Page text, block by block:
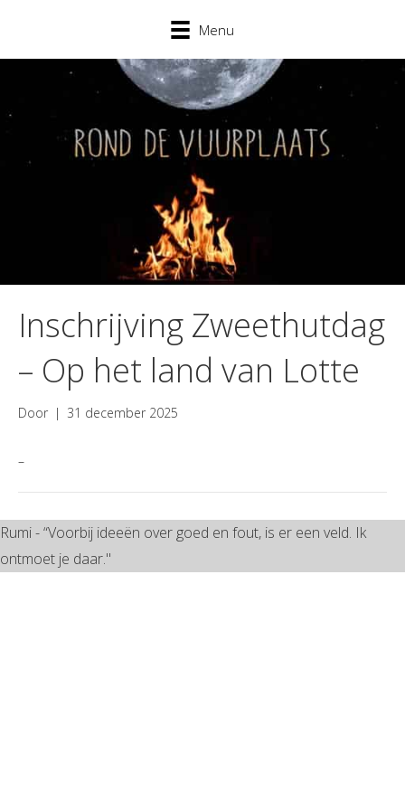
Menu
Inschrijving Zweethutdag
– Op het land van Lotte
Door | 31 december 2025
–
Rumi - “Voorbij ideeën over goed en fout, is er een veld. Ik
ontmoet je daar."